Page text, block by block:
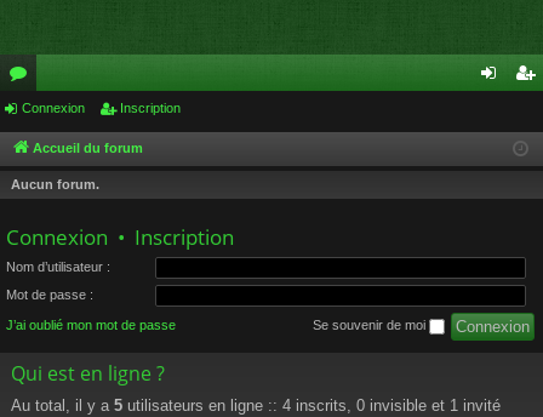
or
u
m
cri
Connexion Inscription
Accueil du forum
Aucun forum.
Connexion • Inscription
Nom d’utilisateur :
Mot de passe :
J’ai oublié mon mot de passe Se souvenir de moi
Qui est en ligne ?
Au total, il y a 5 utilisateurs en ligne :: 4 inscrits, 0 invisible et 1 invité